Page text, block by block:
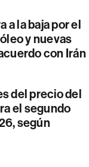
a la baja por el
y nuevas
con Irán
del precio del
el segundo
según